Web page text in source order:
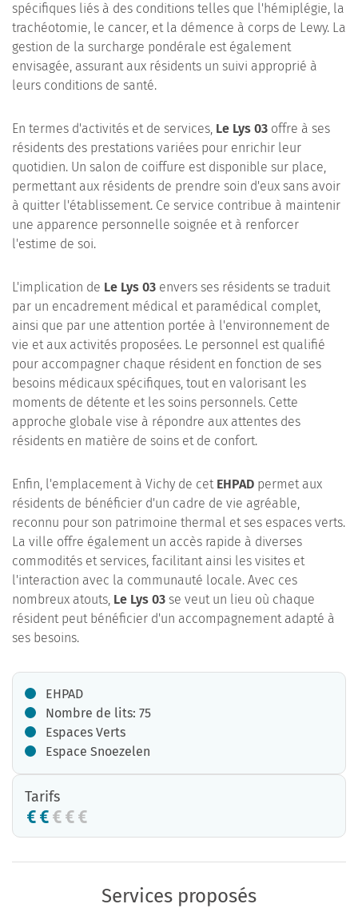
spécifiques liés à des conditions telles que l'hémiplégie, la
trachéotomie, le cancer, et la démence à corps de Lewy. La
gestion de la surcharge pondérale est également
envisagée, assurant aux résidents un suivi approprié à
leurs conditions de santé.
En termes d'activités et de services, Le Lys 03 offre à ses
résidents des prestations variées pour enrichir leur
quotidien. Un salon de coiffure est disponible sur place,
permettant aux résidents de prendre soin d'eux sans avoir
à quitter l'établissement. Ce service contribue à maintenir
une apparence personnelle soignée et à renforcer
l'estime de soi.
L'implication de Le Lys 03 envers ses résidents se traduit
par un encadrement médical et paramédical complet,
ainsi que par une attention portée à l'environnement de
vie et aux activités proposées. Le personnel est qualifié
pour accompagner chaque résident en fonction de ses
besoins médicaux spécifiques, tout en valorisant les
moments de détente et les soins personnels. Cette
approche globale vise à répondre aux attentes des
résidents en matière de soins et de confort.
Enfin, l'emplacement à Vichy de cet EHPAD permet aux
résidents de bénéficier d'un cadre de vie agréable,
reconnu pour son patrimoine thermal et ses espaces verts.
La ville offre également un accès rapide à diverses
commodités et services, facilitant ainsi les visites et
l'interaction avec la communauté locale. Avec ces
nombreux atouts, Le Lys 03 se veut un lieu où chaque
résident peut bénéficier d'un accompagnement adapté à
ses besoins.
EHPAD
Nombre de lits: 75
Espaces Verts
Espace Snoezelen
Tarifs
Services proposés